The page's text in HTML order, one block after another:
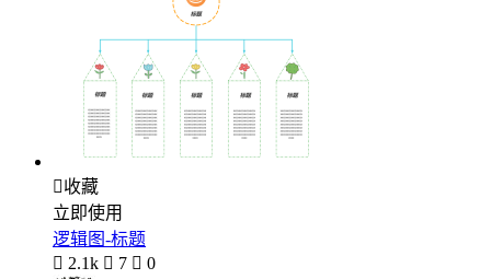
收藏
立即使用
逻辑图-标题
 2.1k  7  0